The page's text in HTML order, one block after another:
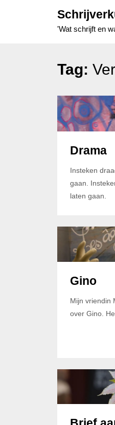
'Wat schrijft en
Tag:
Drama
Insteken
gaan.
laten gaan.
Gino
Mijn vriendin
over Gino.